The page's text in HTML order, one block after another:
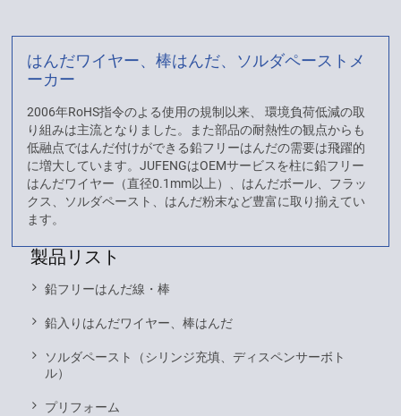
はんだワイヤー、棒はんだ、ソルダペーストメ
ーカー
2006年RoHS指令のよる使用の規制以来、 環境負荷低減の取
り組みは主流となりました。また部品の耐熱性の観点からも
低融点ではんだ付けができる鉛フリーはんだの需要は飛躍的
に増大しています。JUFENGはOEMサービスを柱に鉛フリー
はんだワイヤー（直径0.1mm以上）、はんだボール、フラッ
クス、ソルダペースト、はんだ粉末など豊富に取り揃えてい
ます。
製品リスト
鉛フリーはんだ線・棒
鉛入りはんだワイヤー、棒はんだ
ソルダペースト（シリンジ充填、ディスペンサーボト
ル）
プリフォーム